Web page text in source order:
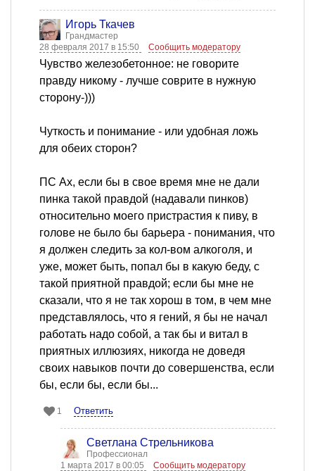
Игорь Ткачев
Грандмастер
28 февраля 2017 в 15:50
Сообщить модератору
Чувство железобетонное: не говорите
правду никому - лучше соврите в нужную
сторону-)))
Чуткость и понимание - или удобная ложь
для обеих сторон?
ПС Ах, если бы в свое время мне не дали
пинка такой правдой (надавали пинков)
относительно моего пристрастия к пиву, в
голове не было бы барьера - понимания, что
я должен следить за кол-вом алкоголя, и
уже, может быть, попал бы в какую беду, с
такой приятной правдой; если бы мне не
сказали, что я не так хорош в том, в чем мне
представлялось, что я гений, я бы не начал
работать надо собой, а так бы и витал в
приятных иллюзиях, никогда не доведя
своих навыков почти до совершенства, если
бы, если бы, если бы...
1 Ответить
Светлана Стрельникова
Профессионал
1 марта 2017 в 00:05
Сообщить модератору